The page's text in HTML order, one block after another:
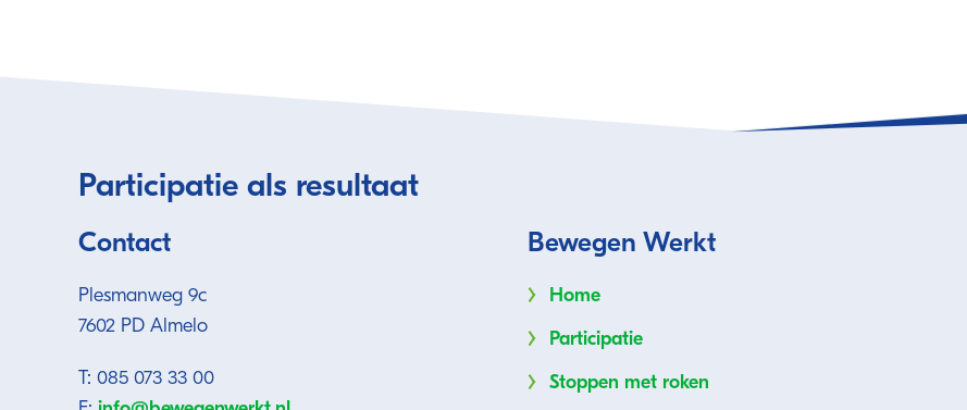
Participatie als resultaat
Contact
Plesmanweg 9c
7602 PD Almelo
T: 085 073 33 00
Bewegen Werkt
Home
Participatie
Stoppen met roken